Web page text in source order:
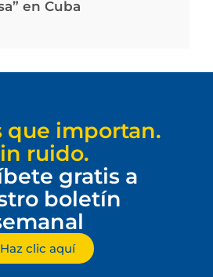
en Cuba
que importan.
ruido.
gratis a
boletín
Haz clic aquí